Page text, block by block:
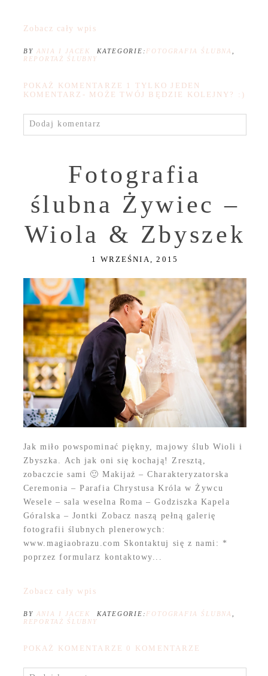
Zobacz cały wpis
BY ANIA I JACEK KATEGORIE: FOTOGRAFIA ŚLUBNA
REPORTAŻ ŚLUBNY
POKAŻ KOMENTARZE
1 TYLKO JEDEN
KOMENTARZ- MOŻE TWÓJ BĘDZIE KOLEJNY? :)
Dodaj komentarz
Fotografia
ślubna Żywiec –
Wiola & Zbyszek
1 WRZEŚNIA, 2015
Jak miło powspominać piękny, majowy ślub Wioli i
Zbyszka. Ach jak oni się kochają! Zresztą,
zobaczcie sami 🙂 Makijaż – Charakteryzatorska
Ceremonia – Parafia Chrystusa Króla w Żywcu
Wesele – sala weselna Roma – Godziszka Kapela
Góralska – Jontki Zobacz naszą pełną galerię
fotografii ślubnych plenerowych:
www.magiaobrazu.com Skontaktuj się z nami: *
poprzez formularz kontaktowy...
Zobacz cały wpis
BY ANIA I JACEK KATEGORIE: FOTOGRAFIA ŚLUBNA
REPORTAŻ ŚLUBNY
POKAŻ KOMENTARZE 0 KOMENTARZE